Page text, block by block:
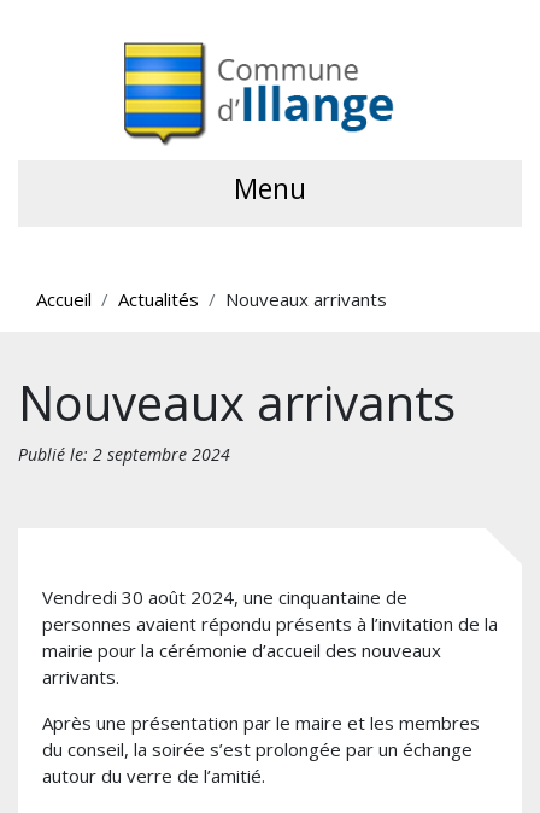
Menu
Accueil Actualités Nouveaux arrivants
Nouveaux arrivants
Publié le: 2 septembre 2024
Vendredi 30 août 2024, une cinquantaine de
personnes avaient répondu présents à l’invitation de la
mairie pour la cérémonie d’accueil des nouveaux
arrivants.
Après une présentation par le maire et les membres
du conseil, la soirée s’est prolongée par un échange
autour du verre de l’amitié.